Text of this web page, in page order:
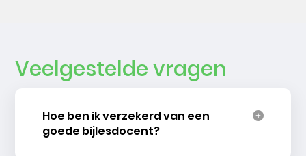
Veelgestelde vragen
Hoe ben ik verzekerd van een
goede bijlesdocent?